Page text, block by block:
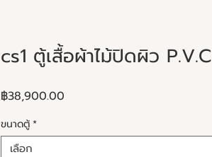
cs1 ตู้เสื้อผ้าไม้ปิดผิว P.V.C
฿38,900.00
ขนาดตู้*
เลือก